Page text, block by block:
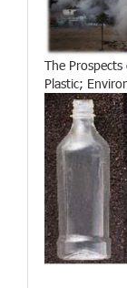
The
Plastic;